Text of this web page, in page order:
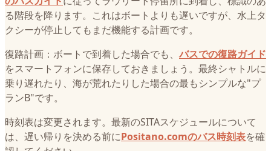
る階段を降ります。これはボートよりも遅いですが、水上タ
クシーが停止してもまだ機能する計画です。
復路計画：ボートで到着した場合でも、 バスでの復路ガイド
をスマートフォンに保存しておきましょう。最終シャトルに
乗り遅れたり、海が荒れたりした場合の最もシンプルな"プ
ランB"です。
時刻表は変更されます。最新のSITAスケジュールについて
は、遅い帰りを決める前にPositano.comのバス時刻表を確